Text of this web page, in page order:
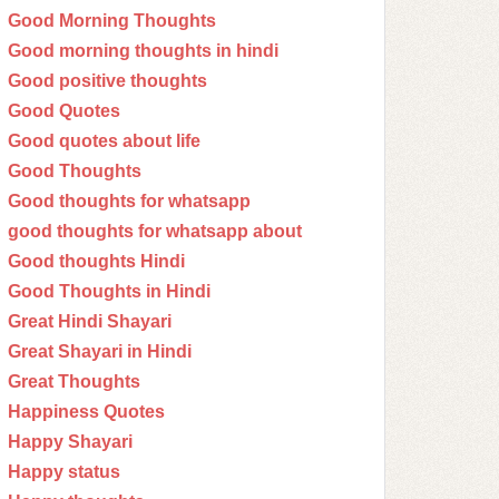
Good Morning Thoughts
Good morning thoughts in hindi
Good positive thoughts
Good Quotes
Good quotes about life
Good Thoughts
Good thoughts for whatsapp
good thoughts for whatsapp about
Good thoughts Hindi
Good Thoughts in Hindi
Great Hindi Shayari
Great Shayari in Hindi
Great Thoughts
Happiness Quotes
Happy Shayari
Happy status